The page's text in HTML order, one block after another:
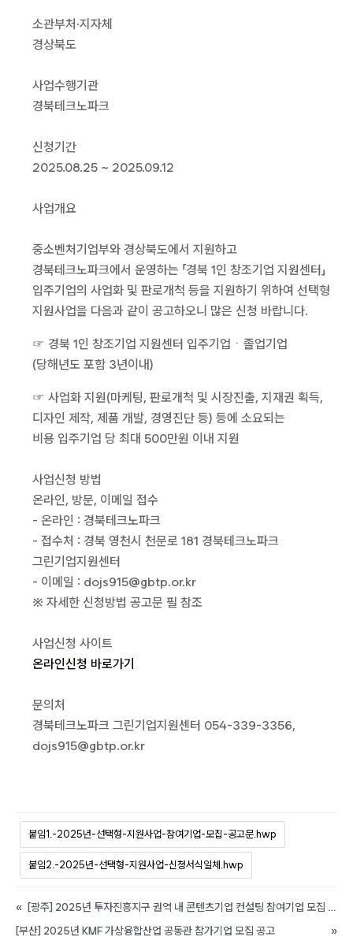
소관부처·지자체
경상북도
사업수행기관
경북테크노파크
신청기간
2025.08.25 ~ 2025.09.12
사업개요
중소벤처기업부와 경상북도에서 지원하고
경북테크노파크에서 운영하는 「경북 1인 창조기업 지원센터」
입주기업의 사업화 및 판로개척 등을 지원하기 위하여 선택형
지원사업을 다음과 같이 공고하오니 많은 신청 바랍니다.
☞ 경북 1인 창조기업 지원센터 입주기업ㆍ졸업기업
(당해년도 포함 3년이내)
☞ 사업화 지원(마케팅, 판로개척 및 시장진출, 지재권 획득,
디자인 제작, 제품 개발, 경영진단 등) 등에 소요되는
비용 입주기업 당 최대 500만원 이내 지원
사업신청 방법
온라인, 방문, 이메일 접수
- 온라인 : 경북테크노파크
- 접수처 : 경북 영천시 천문로 181 경북테크노파크
그린기업지원센터
- 이메일 : dojs915@gbtp.or.kr
※ 자세한 신청방법 공고문 필 참조
사업신청 사이트
온라인신청 바로가기
문의처
경북테크노파크 그린기업지원센터 054-339-3356,
dojs915@gbtp.or.kr
붙임1.-2025년-선택형-지원사업-참여기업-모집-공고문.hwp
붙임2.-2025년-선택형-지원사업-신청서식일체.hwp
«
[광주] 2025년 투자진흥지구 권역 내 콘텐츠기업 컨설팅 참여기업 모집 공고(투자진흥지구 지원시설 운영 및 활성화 지원)
[부산] 2025년 KMF 가상융합산업 공동관 참가기업 모집 공고
»